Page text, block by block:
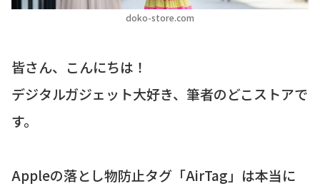
doko-store.com
皆さん、こんにちは！
デジタルガジェット大好き、筆者のどこストアで
す。
Appleの落とし物防止タグ「AirTag」は本当に